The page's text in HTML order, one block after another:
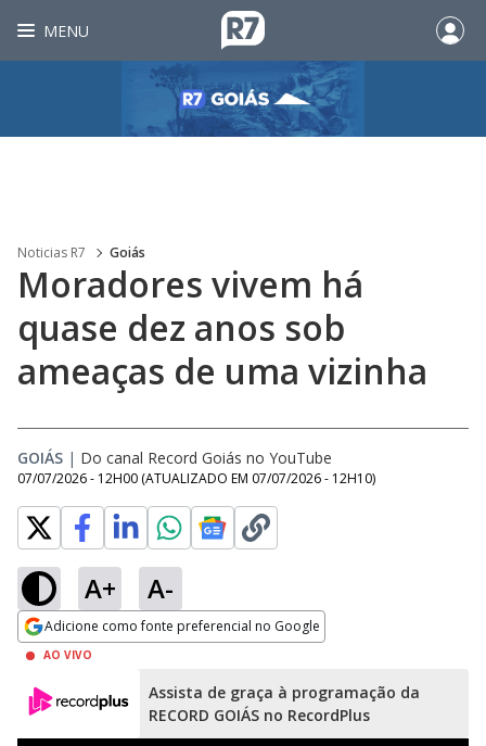
MENU
Noticias R7 Goiás
Moradores vivem há
quase dez anos sob
ameaças de uma vizinha
GOIÁS | Do canal Record Goiás no YouTube
07/07/2026 - 12H00 (ATUALIZADO EM 07/07/2026 - 12H10)
A+ A-
Adicione como fonte preferencial no Google
Opens in new window
AO VIVO
Assista de graça à programação da
RECORD GOIÁS no RecordPlus